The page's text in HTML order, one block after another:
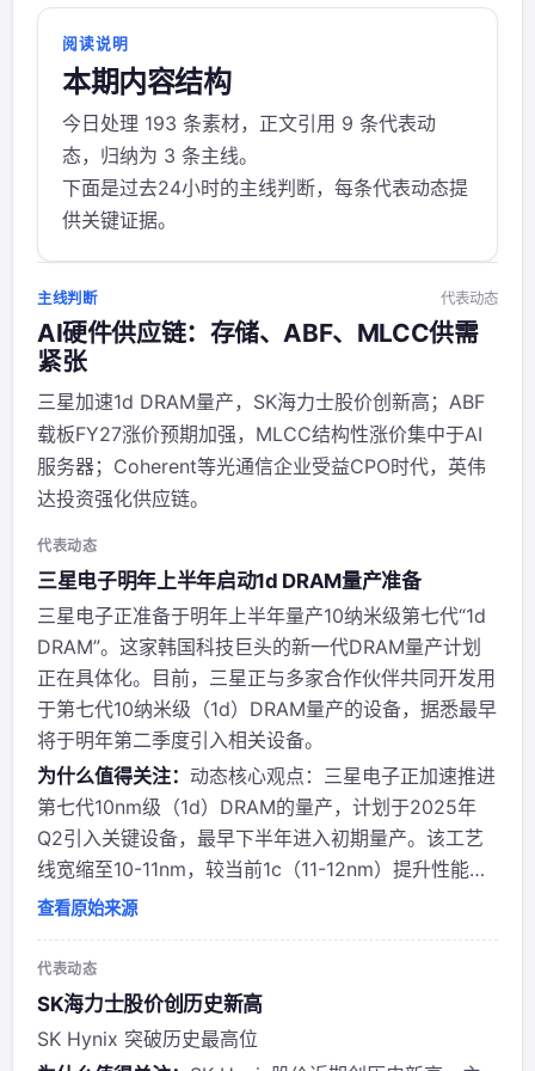
阅读说明
本期内容结构
今日处理 193 条素材，正文引用 9 条代表动
态，归纳为 3 条主线。
下面是过去24小时的主线判断，每条代表动态提
供关键证据。
主线判断 代表动态
AI硬件供应链：存储、ABF、MLCC供需
紧张
三星加速1d DRAM量产，SK海力士股价创新高；ABF
载板FY27涨价预期加强，MLCC结构性涨价集中于AI
服务器；Coherent等光通信企业受益CPO时代，英伟
达投资强化供应链。
代表动态
三星电子明年上半年启动1d DRAM量产准备
三星电子正准备于明年上半年量产10纳米级第七代“1d
DRAM”。这家韩国科技巨头的新一代DRAM量产计划
正在具体化。目前，三星正与多家合作伙伴共同开发用
于第七代10纳米级（1d）DRAM量产的设备，据悉最早
将于明年第二季度引入相关设备。
为什么值得关注： 动态核心观点：三星电子正加速推进
第七代10nm级（1d）DRAM的量产，计划于2025年
Q2引入关键设备，最早下半年进入初期量产。该工艺
线宽缩至10-11nm，较当前1c（11-12nm）提升性能与
能效，并将作为2029年商用的HBM5E核心die。 作者
博主，常...
查看原始来源
代表动态
SK海力士股价创历史新高
SK Hynix 突破历史最高位